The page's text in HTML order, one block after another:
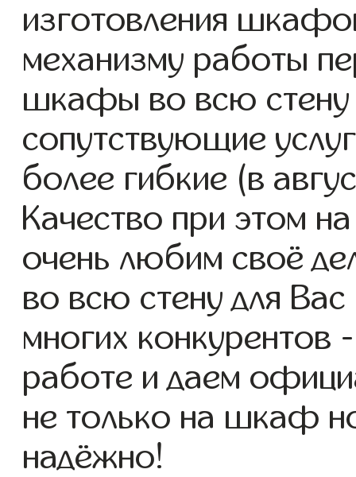
изготовления
механизму работы
шкафы во всю стену
сопутствующие
более гибкие (в
Качество при этом
очень любим своё
во всю стену для Вас
многих конкурентов
работе и даем
не только на шкаф
надёжно!